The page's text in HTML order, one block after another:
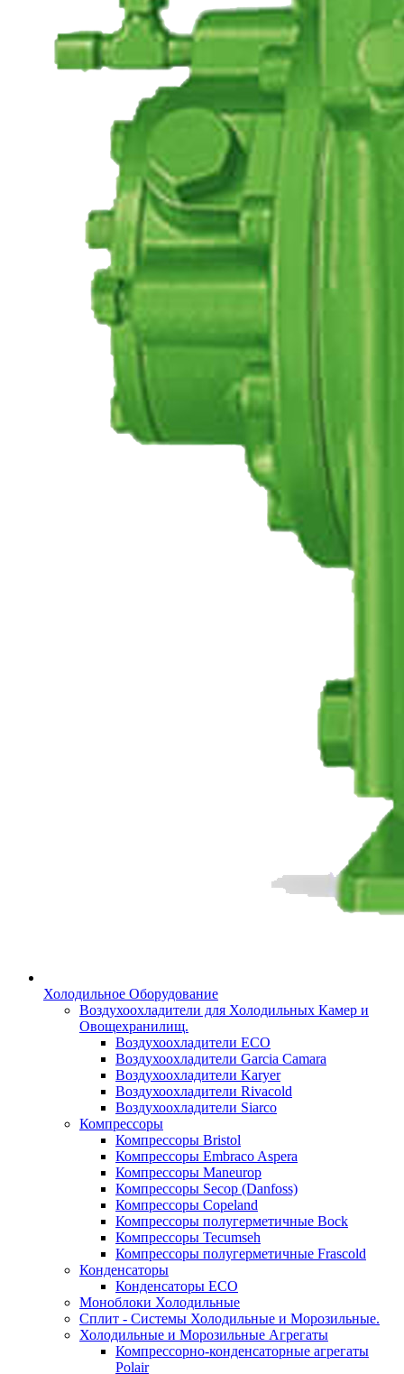
Холодильное Оборудование
Воздухоохладители для Холодильных Камер и
Овощехранилищ.
Воздухоохладители ECO
Воздухоохладители Garcia Camara
Воздухоохладители Karyer
Воздухоохладители Rivacold
Воздухоохладители Siarco
Компрессоры
Компрессоры Bristol
Компрессоры Embraco Aspera
Компрессоры Maneurop
Компрессоры Secop (Danfoss)
Компрессоры Copeland
Компрессоры полугерметичные Bock
Компрессоры Tecumseh
Компрессоры полугерметичные Frascold
Конденсаторы
Конденсаторы ECO
Моноблоки Холодильные
Сплит - Системы Холодильные и Морозильные.
Холодильные и Морозильные Агрегаты
Компрессорно-конденсаторные агрегаты
Polair